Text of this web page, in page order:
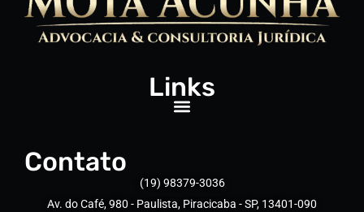
Links
Contato
(19) 98379-3036
Av. do Café, 980 - Paulista, Piracicaba - SP, 13401-090